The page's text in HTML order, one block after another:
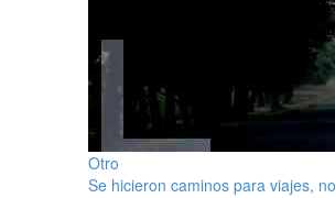
Otro
Se hicieron caminos para viajes,